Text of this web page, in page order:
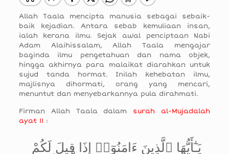
Allah Taala mencipta manusia sebagai sebaik-
baik kejadian. Antara sebab kemuliaan insan,
ialah kerana ilmu. Sejak awal penciptaan Nabi
Adam Alaihissalam, Allah Taala mengajar
baginda ilmu pengetahuan dan nama objek,
hingga akhirnya para malaikat diarahkan untuk
sujud tanda hormat. Inilah kehebatan ilmu,
majlisnya dihormati, orang yang mencari,
menuntut dan menyebarkannya pula dirahmati.
Firman Allah Taala dalam surah al-Mujadalah
ayat 11 :
يَـٰٓأَيُّهَا ٱلَّذِينَ ءَامَنُوٓا۟ إِذَا قِيلَ لَكُمْ